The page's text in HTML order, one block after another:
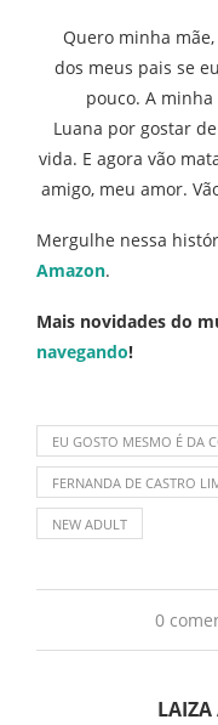
Quero minha
dos meus pais se
pouco. A
Luana por gostar
vida. E agora vão
amigo, meu amor.
Mergulhe nessa
Amazon.
Mais novidades do
navegando!
EU GOSTO MESMO É DA
FERNANDA DE CASTRO
NEW ADULT
0
LAIZA